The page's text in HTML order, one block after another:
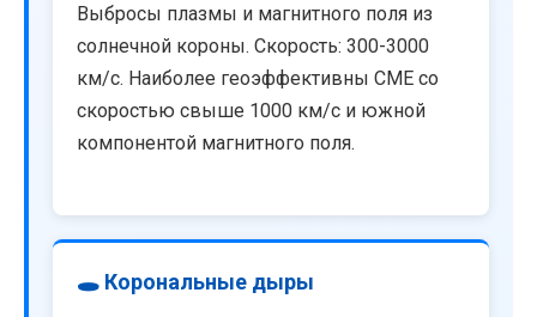
Выбросы плазмы и магнитного поля из
солнечной короны. Скорость: 300-3000
км/с. Наиболее геоэффективны CME со
скоростью свыше 1000 км/с и южной
компонентой магнитного поля.
🕳️ Корональные дыры